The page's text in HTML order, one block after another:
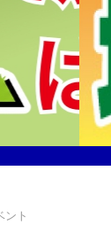
ント